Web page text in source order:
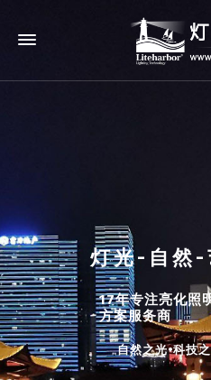
灯光-自然-
17年专注亮化照
方案服务商
自然之光•科技